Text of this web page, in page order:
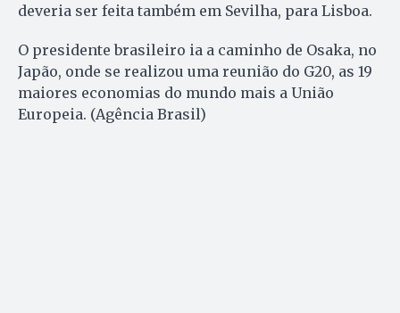
deveria ser feita também em Sevilha, para Lisboa.
O presidente brasileiro ia a caminho de Osaka, no
Japão, onde se realizou uma reunião do G20, as 19
maiores economias do mundo mais a União
Europeia. (Agência Brasil)